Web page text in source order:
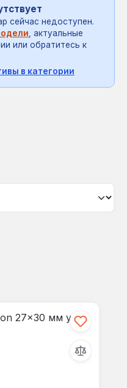
сейчас недоступен.
, актуальные
или обратитесь к
в категории